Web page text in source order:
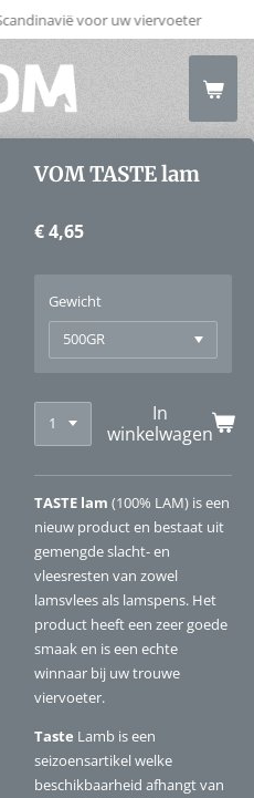
voor uw viervoeter
VOM TASTE lam
€ 4,65
Gewicht
In
winkelwagen
TASTE lam (100% LAM) is een
nieuw product en bestaat uit
gemengde slacht- en
vleesresten van zowel
lamsvlees als lamspens. Het
product heeft een zeer goede
smaak en is een echte
winnaar bij uw trouwe
viervoeter.
Taste Lamb is een
seizoensartikel welke
beschikbaarheid afhangt van